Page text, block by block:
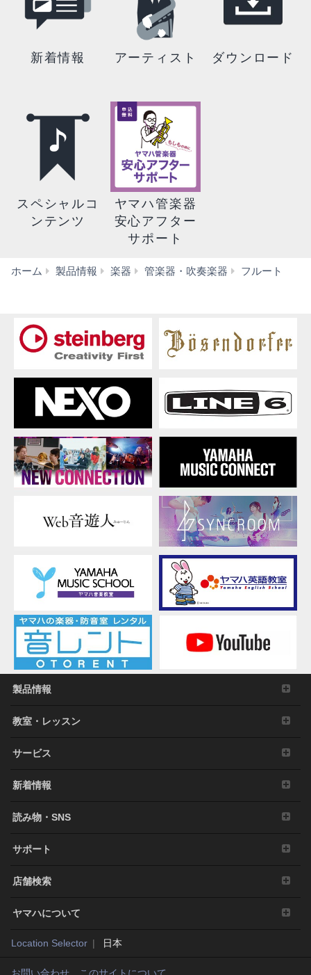
新着情報 アーティスト ダウンロード
スペシャルコ
ンテンツ
ヤマハ管楽器
安心アフター
サポート
ホーム 製品情報 楽器 管楽器・吹奏楽器 フルート
ド】
製品情報
教室・レッスン
サービス
新着情報
読み物・SNS
サポート
店舗検索
ヤマハについて
Location Selector 日本
お問い合わせ このサイトについて